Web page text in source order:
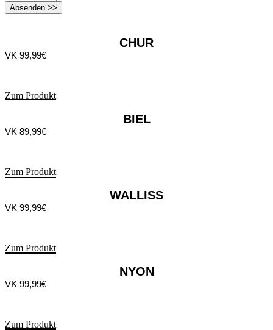
Absenden >>
CHUR
VK 99,99€
Zum Produkt
BIEL
VK 89,99€
Zum Produkt
WALLISS
VK 99,99€
Zum Produkt
NYON
VK 99,99€
Zum Produkt